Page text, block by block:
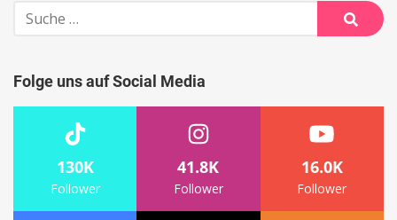
Suche
nach:
Suche
Folge uns auf Social Media
130K
Follower
41.8K
Follower
16.0K
Follower